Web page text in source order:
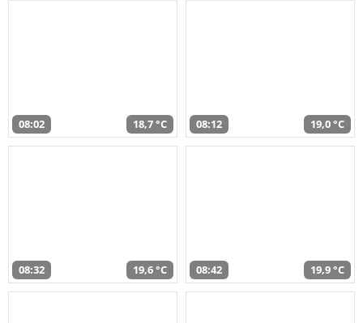
08:02 18,7 °C 08:12 19,0 °C
08:32 19,6 °C 08:42 19,9 °C